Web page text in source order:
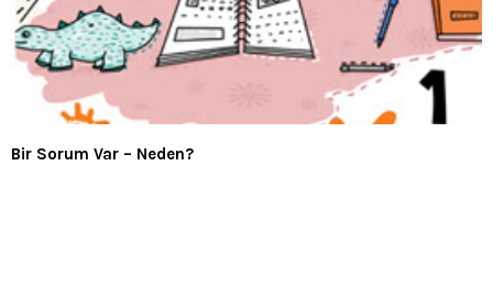
Bir Sorum Var – Neden?